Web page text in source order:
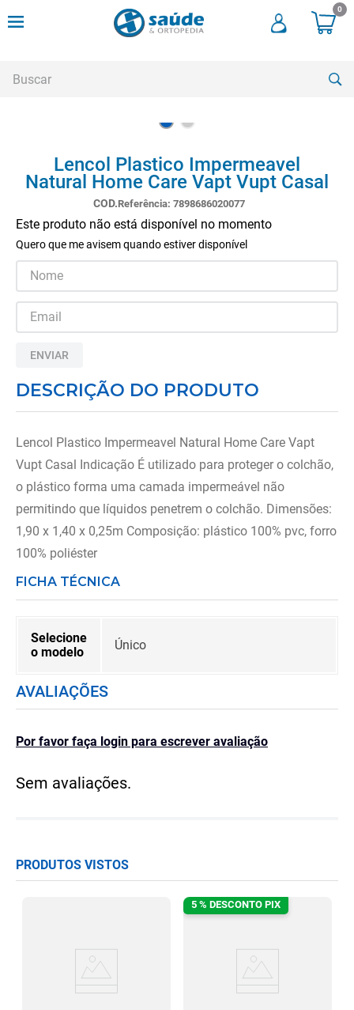
0
Lencol Plastico Impermeavel
Natural Home Care Vapt Vupt Casal
Referência: 7898686020077
Este produto não está disponível no momento
Quero que me avisem quando estiver disponível
ENVIAR
DESCRIÇÃO DO PRODUTO
Lencol Plastico Impermeavel Natural Home Care Vapt
Vupt Casal Indicação É utilizado para proteger o colchão,
o plástico forma uma camada impermeável não
permitindo que líquidos penetrem o colchão. Dimensões:
1,90 x 1,40 x 0,25m Composição: plástico 100% pvc, forro
100% poliéster
FICHA TÉCNICA
Selecione
o modelo
Único
AVALIAÇÕES
Por favor faça login para escrever avaliação
Sem avaliações.
PRODUTOS VISTOS
5 % DESCONTO PIX
cadeira rodas
meia compressao
3º
andadores
4º
imobilizador joelho
bota imobilizadora
6º
cadeira rodas agile
7º
meia antitrombo
andador
9º
tipoia
10º cadeira higienica